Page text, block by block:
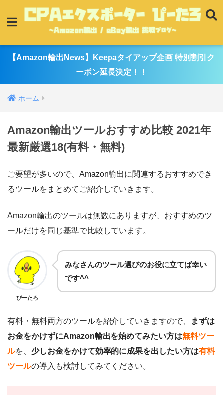
【Amazon輸出News】Keepaタイアップ企画 特別割引ク
ーポン延長決定！！
ホーム
Amazon輸出ツールおすすめ比較 2021年
最新厳選18(有料・無料)
ご要望が多いので、Amazon輸出に関連するおすすめでき
るツールをまとめてご紹介していきます。
Amazon輸出のツールは無数にありますが、おすすめのツ
ールだけを同じ基準で比較しています。
ぴーたろ
みなさんのツール選びのお役に立てば幸い
です^^
有料・無料両方のツールを紹介していきますので、
まずは
お金をかけずにAmazon輸出を始めてみたい方は無料ツー
ルを、 少しお金をかけて効率的に成果を出したい方は有料
ツールの導入も検討してみてください。